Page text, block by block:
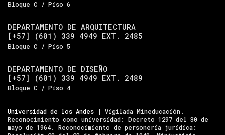
Bloque C / Piso 6
DEPARTAMENTO DE ARQUITECTURA
[+57] (601) 339 4949 EXT. 2485
Bloque C / Piso 5
DEPARTAMENTO DE DISEÑO
[+57] (601) 339 4949 EXT. 2489
Bloque C / Piso 4
Universidad de los Andes | Vigilada Mineducación.
Reconocimiento como universidad: Decreto 1297 del 30 de
mayo de 1964. Reconocimiento de personería jurídica: